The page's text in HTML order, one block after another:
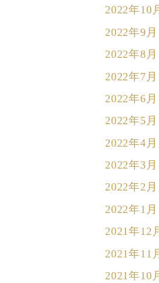
2022年10
2022年9月
2022年8月
2022年7月
2022年6月
2022年5月
2022年4月
2022年3月
2022年2月
2022年1月
2021年12
2021年11
2021年10